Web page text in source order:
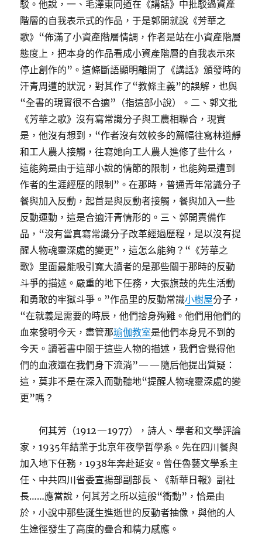
駁。他說，一、毛澤東同道在《講話》中批駁過資產
階層的自我表示式的作品，于是郭開就說《芳華之
歌》“佈滿了小資產階層情調，作者是站在小資產階層
態度上，把本身的作品看成小資產階層的自我表示來
停止創作的”。這條斷語顯明離開了《講話》頒發時的
汗青周遭的狀況，對其作了“教條主義”的誤解，也與
“全書的現實很不合適”（指這部小說）。二、郭文批
《芳華之歌》沒有寫常識分子與工農相聯合，現實
是，他沒有想到，“作者沒有效較多的篇幅往寫林道靜
和工人農人接觸，往寫她向工人農人進修了些什么，
這能夠是由于這部小說的情節的限制，也能夠是遭到
作者的生涯經歷的限制”。在那時，普通青年常識分子
餐與加入反動，起首是與反動者接觸，餐與加入一些
反動運動，這是合適汗青情形的。三、郭開責備作
品，“沒有當真寫常識分子改革經過歷程，是以沒有提
醒人物魂靈深處的變更”，這怎么能夠？“《芳華之
歌》里面最能吸引寬大讀者的是那些關于那時的反動
斗爭的描述。嚴重的地下任務，大張旗鼓的先生活動
和勇敢的牢獄斗爭。”作品里的反動常識小樹屋分子，
“在就義是需要的時辰，他們捨身殉難。他們用他們的
血來發明今天，盡管那瑜伽教室是他們本身見不到的
今天。讀著書中關于這些人物的描述，我們會覺得他
們的血液還在我們身下流淌”——隨后他提出質疑：
這，莫非不是在深入而動聽地“提醒人物魂靈深處的變
更”嗎？
何其芳（1912—1977），詩人、學者和文學評論
家，1935年結業于北京年夜學哲學系。先在四川餐與
加入地下任務，1938年奔赴延安。曾任魯藝文學系主
任、中共四川省委宣揚部副部長、《新華日報》副社
長……應當說，何其芳之所以這般“衝動”，恰是由
於，小說中那些誕生進逝世的反動者抽像，與他的人
生途徑發生了高度的疊合和精力感應。